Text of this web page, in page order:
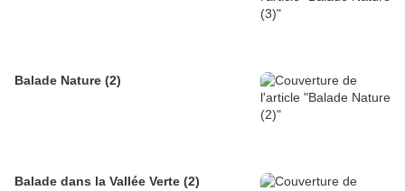
Balade Nature (2)
Balade dans la Vallée Verte (2)